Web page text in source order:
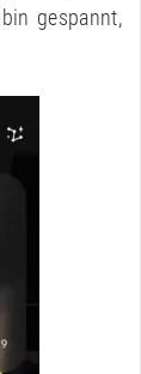
gespannt,